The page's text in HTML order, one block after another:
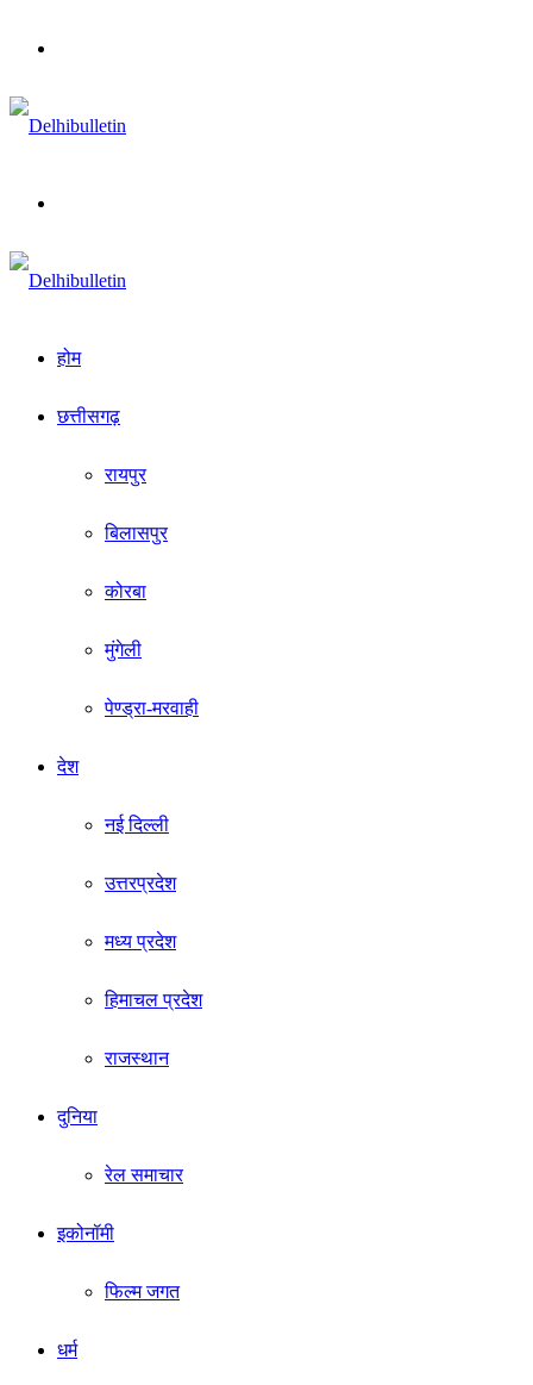
होम
छत्तीसगढ़
रायपुर
बिलासपुर
कोरबा
मुंगेली
पेण्ड्रा-मरवाही
देश
नई दिल्ली
उत्तरप्रदेश
मध्य प्रदेश
हिमाचल प्रदेश
राजस्थान
दुनिया
रेल समाचार
इकोनॉमी
फिल्म जगत
धर्म